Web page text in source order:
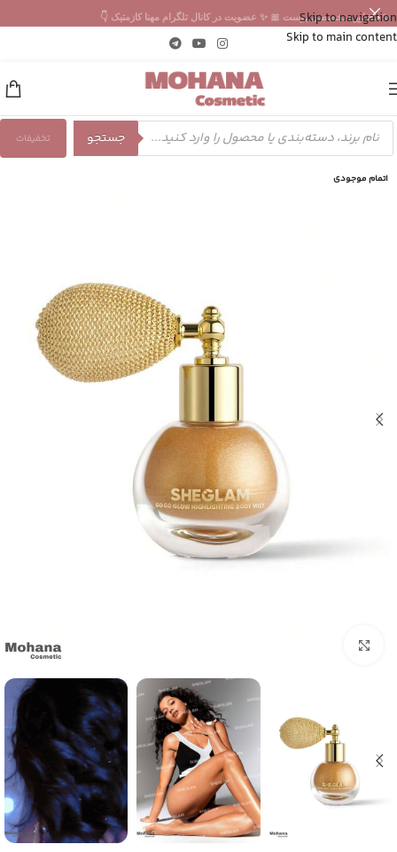
Skip to navigation
Skip to main content
✨ مشاوره تخصصی پوست 🎀 ✨ عضویت در کانال تلگرام مهنا کازمتیک 👇
جستجو تخفیفات
اتمام موجودی